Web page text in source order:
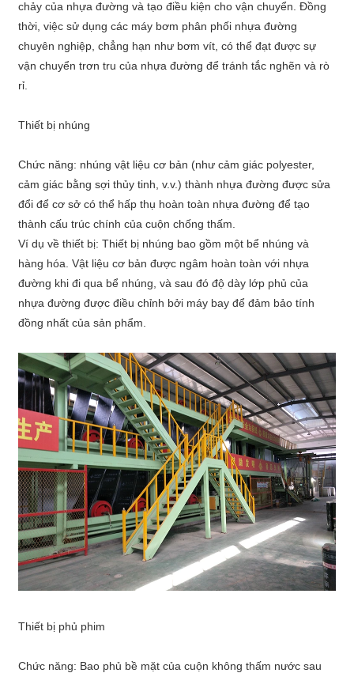
chảy của nhựa đường và tạo điều kiện cho vận chuyển. Đồng
thời, việc sử dụng các máy bơm phân phối nhựa đường
chuyên nghiệp, chẳng hạn như bơm vít, có thể đạt được sự
vận chuyển trơn tru của nhựa đường để tránh tắc nghẽn và rò
rỉ.
Thiết bị nhúng
Chức năng: nhúng vật liệu cơ bản (như cảm giác polyester,
cảm giác bằng sợi thủy tinh, v.v.) thành nhựa đường được sửa
đổi để cơ sở có thể hấp thụ hoàn toàn nhựa đường để tạo
thành cấu trúc chính của cuộn chống thấm.
Ví dụ về thiết bị: Thiết bị nhúng bao gồm một bể nhúng và
hàng hóa. Vật liệu cơ bản được ngâm hoàn toàn với nhựa
đường khi đi qua bể nhúng, và sau đó độ dày lớp phủ của
nhựa đường được điều chỉnh bởi máy bay để đảm bảo tính
đồng nhất của sản phẩm.
Thiết bị phủ phim
Chức năng: Bao phủ bề mặt của cuộn không thấm nước sau